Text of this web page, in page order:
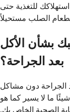
للتغذية حتى
بشأن الأكل
بعد الجراحة؟
الجراحة دون مشاكل
ما لا يسير كما هو
الصحية الخاص بك.